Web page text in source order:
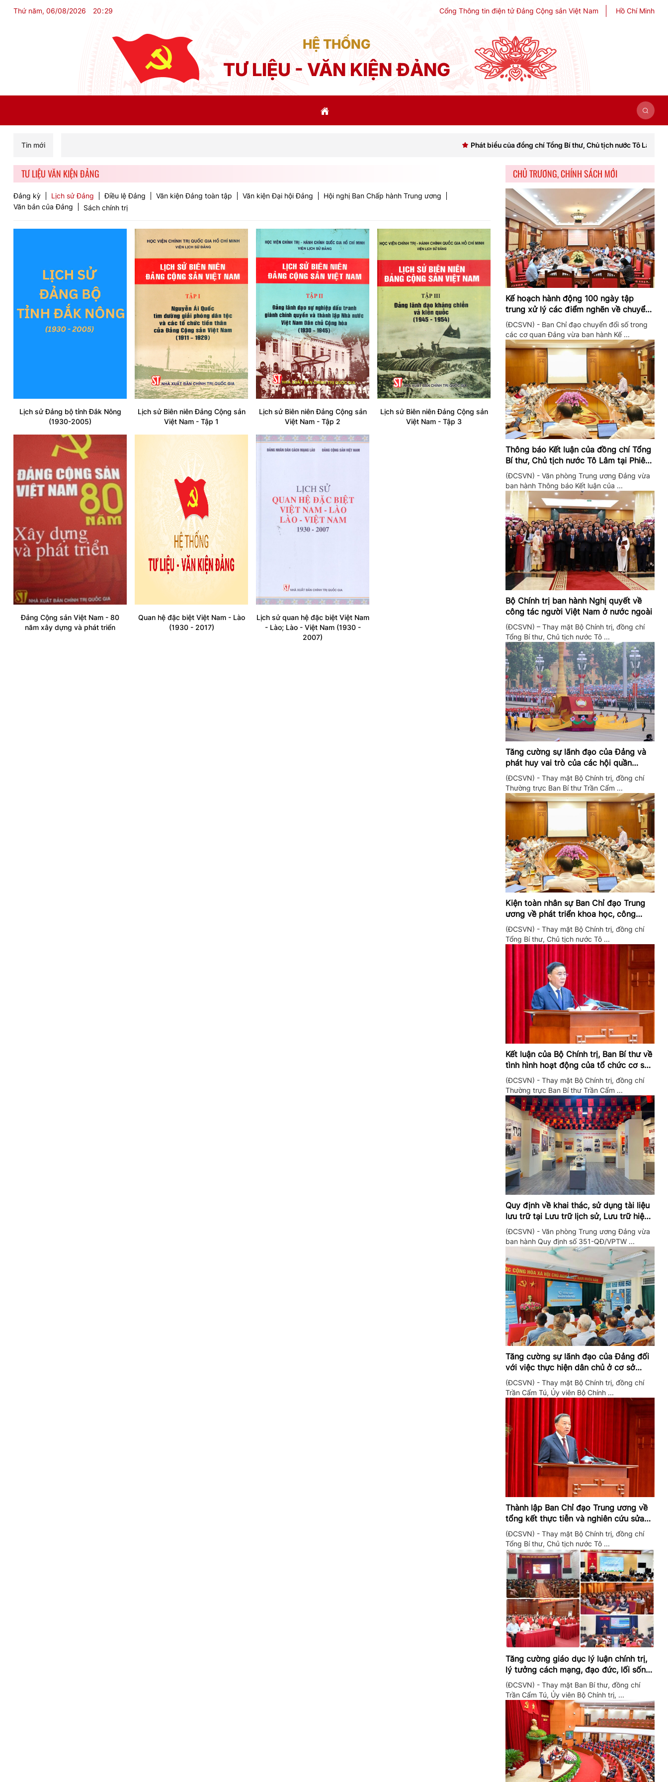
Thứ năm, 06/08/2026 20:29 Cổng Thông tin điện tử Đảng Cộng sản Việt Nam Hồ Chí Minh
HỆ THỐNG
TƯ LIỆU - VĂN KIỆN ĐẢNG
Tin mới Phát biểu của đồng chí Tổng Bí thư, Chủ tịch nước Tô Lâm khai mạc Hội nghị
TƯ LIỆU VĂN KIỆN ĐẢNG
Đảng kỳ Lịch sử Đảng Điều lệ Đảng Văn kiện Đảng toàn tập Văn kiện Đại hội Đảng
Hội nghị Ban Chấp hành Trung ương
Văn bản của Đảng
Sách chính trị
Lịch sử Đảng bộ tỉnh Đắk Nông
(1930-2005)
Lịch sử Biên niên Đảng Cộng sản
Việt Nam - Tập 1
Lịch sử Biên niên Đảng Cộng sản
Việt Nam - Tập 2
Lịch sử Biên niên Đảng Cộng sản
Việt Nam - Tập 3
Đảng Cộng sản Việt Nam - 80
năm xây dựng và phát triển
Quan hệ đặc biệt Việt Nam - Lào
(1930 - 2017)
Lịch sử quan hệ đặc biệt Việt Nam
- Lào; Lào - Việt Nam (1930 -
2007)
CHỦ TRƯƠNG, CHÍNH SÁCH MỚI
Kế hoạch hành động 100 ngày tập
trung xử lý các điểm nghẽn về chuyển
đổi số trong các cơ quan Đảng
(ĐCSVN) - Ban Chỉ đạo chuyển đổi số trong
các cơ quan Đảng vừa ban hành Kế ...
Thông báo Kết luận của đồng chí Tổng
Bí thư, Chủ tịch nước Tô Lâm tại Phiên
họp Ban Chỉ đạo Trung ương thực hiện
Nghị quyết 57
(ĐCSVN) - Văn phòng Trung ương Đảng vừa
ban hành Thông báo Kết luận của ...
Bộ Chính trị ban hành Nghị quyết về
công tác người Việt Nam ở nước ngoài
(ĐCSVN) – Thay mặt Bộ Chính trị, đồng chí
Tổng Bí thư, Chủ tịch nước Tô ...
Tăng cường sự lãnh đạo của Đảng và
phát huy vai trò của các hội quần
chúng trong giai đoạn phát triển mới
(ĐCSVN) - Thay mặt Bộ Chính trị, đồng chí
Thường trực Ban Bí thư Trần Cẩm ...
Kiện toàn nhân sự Ban Chỉ đạo Trung
ương về phát triển khoa học, công
nghệ, đổi mới sáng tạo và chuyển đổi
số
(ĐCSVN) - Thay mặt Bộ Chính trị, đồng chí
Tổng Bí thư, Chủ tịch nước Tô ...
Kết luận của Bộ Chính trị, Ban Bí thư về
tình hình hoạt động của tổ chức cơ sở
đảng trong quý II/2026
(ĐCSVN) - Thay mặt Bộ Chính trị, đồng chí
Thường trực Ban Bí thư Trần Cẩm ...
Quy định về khai thác, sử dụng tài liệu
lưu trữ tại Lưu trữ lịch sử, Lưu trữ hiện
hành của Trung ương Đảng và Văn
phòng Trung ương Đảng
(ĐCSVN) - Văn phòng Trung ương Đảng vừa
ban hành Quy định số 351-QĐ/VPTW ...
Tăng cường sự lãnh đạo của Đảng đối
với việc thực hiện dân chủ ở cơ sở
trong giai đoạn mới
(ĐCSVN) - Thay mặt Bộ Chính trị, đồng chí
Trần Cẩm Tú, Ủy viên Bộ Chính ...
Thành lập Ban Chỉ đạo Trung ương về
tổng kết thực tiễn và nghiên cứu sửa
đổi, bổ sung Điều lệ Đảng
(ĐCSVN) - Thay mặt Bộ Chính trị, đồng chí
Tổng Bí thư, Chủ tịch nước Tô ...
Tăng cường giáo dục lý luận chính trị,
lý tưởng cách mạng, đạo đức, lối sống,
ý thức công dân trong hệ thống giáo
dục quốc dân
(ĐCSVN) - Thay mặt Ban Bí thư, đồng chí
Trần Cẩm Tú, Ủy viên Bộ Chính trị, ...